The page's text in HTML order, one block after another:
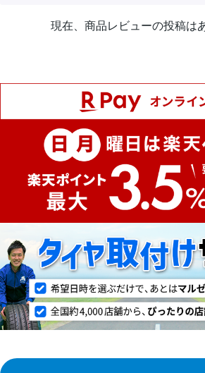
現在、商品レビューの投稿は